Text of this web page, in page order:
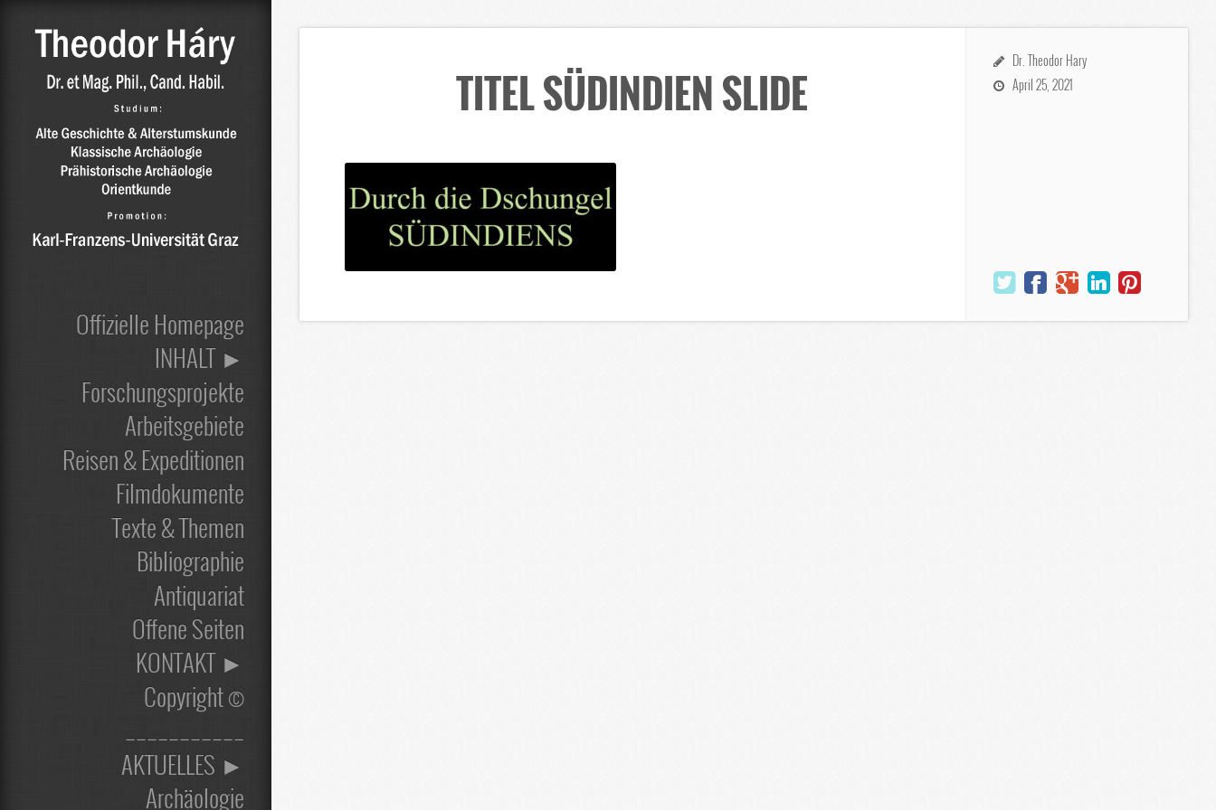
Offizielle Homepage
INHALT ►
Forschungsprojekte
Arbeitsgebiete
Reisen & Expeditionen
Filmdokumente
Texte & Themen
Bibliographie
Antiquariat
Offene Seiten
KONTAKT ►
Copyright ©
___________
AKTUELLES ►
Archäologie
TITEL SÜDINDIEN SLIDE
Dr. Theodor Hary
April 25, 2021